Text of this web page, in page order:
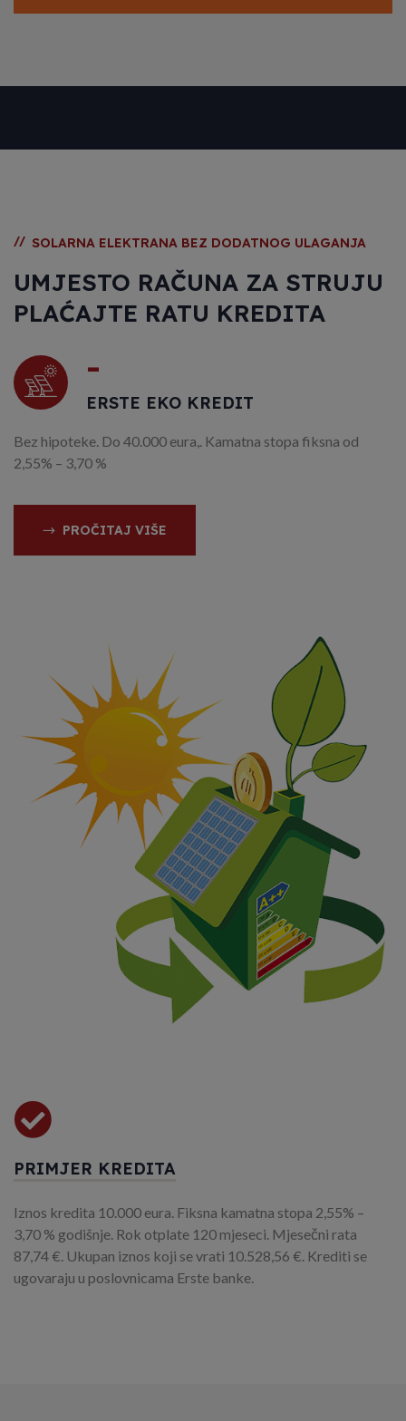
// SOLARNA ELEKTRANA BEZ DODATNOG ULAGANJA
UMJESTO RAČUNA ZA STRUJU
PLAĆAJTE RATU KREDITA
-
ERSTE EKO KREDIT
Bez hipoteke. Do 40.000 eura,. Kamatna stopa fiksna od
2,55% – 3,70 %
PROČITAJ VIŠE
PRIMJER KREDITA
Iznos kredita 10.000 eura. Fiksna kamatna stopa 2,55% –
3,70 % godišnje. Rok otplate 120 mjeseci. Mjesečni rata
87,74 €. Ukupan iznos koji se vrati 10.528,56 €. Krediti se
ugovaraju u poslovnicama Erste banke.